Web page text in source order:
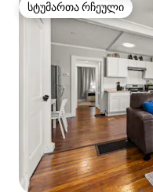
სტუმართა რჩეული
სტუმართა რჩეული